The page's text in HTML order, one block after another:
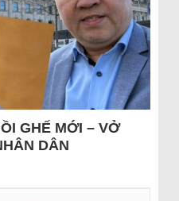
GHẾ MỚI – VỞ
DÂN